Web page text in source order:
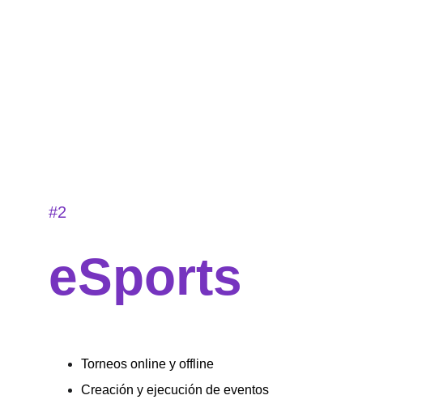
eSports
#2
Torneos online y offline
Creación y ejecución de eventos